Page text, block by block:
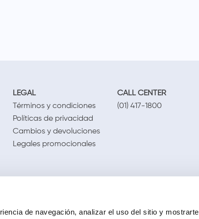
de navegación, analizar el uso del sitio y mostrarte
LEGAL
Términos y condiciones
Políticas de privacidad
Cambios y devoluciones
Legales promocionales
CALL CENTER
(01) 417-1800